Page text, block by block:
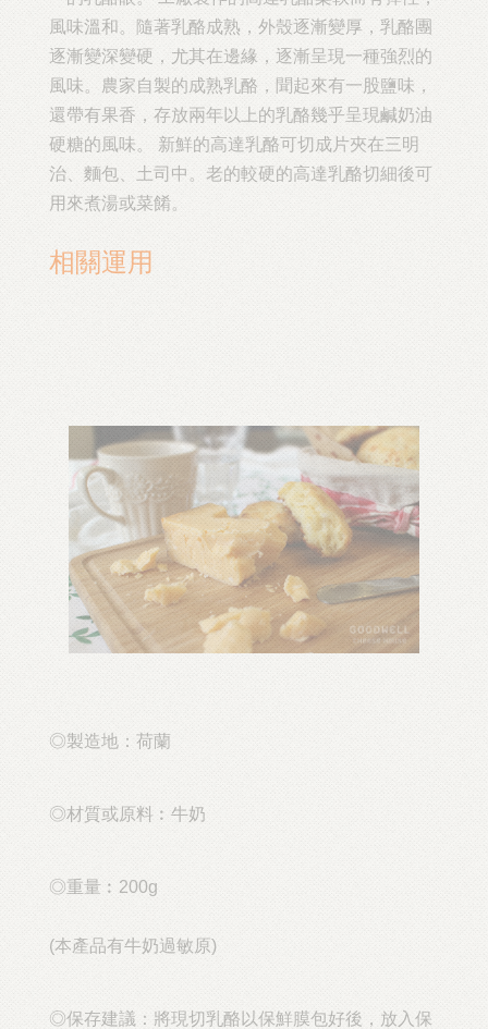
風味溫和。隨著乳酪成熟，外殼逐漸變厚，乳酪團
逐漸變深變硬，尤其在邊緣，逐漸呈現一種強烈的
風味。農家自製的成熟乳酪，聞起來有一股鹽味，
還帶有果香，存放兩年以上的乳酪幾乎呈現鹹奶油
硬糖的風味。 新鮮的高達乳酪可切成片夾在三明
治、麵包、土司中。老的較硬的高達乳酪切細後可
用來煮湯或菜餚。
相關運用
◎製造地：荷蘭
◎材質或原料︰牛奶
◎重量︰200g
(本產品有牛奶過敏原)
◎保存建議：將現切乳酪以保鮮膜包好後，放入保